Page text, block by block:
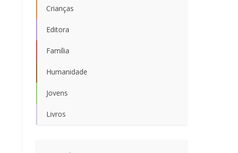
Crianças
Editora
Família
Humanidade
Jovens
Livros